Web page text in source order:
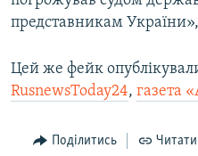
представникам України»,
Цей же фейк
RusnewsToday24, газета
Поділитись